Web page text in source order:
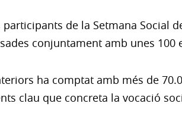
de la Setmana Social
conjuntament amb unes 100
ha comptat amb més de
clau que concreta la vocació